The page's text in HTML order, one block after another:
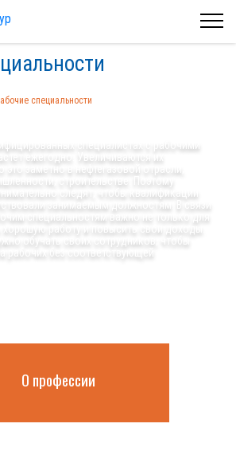
специальности
специалистах с рабочими
ежегодно. Увеличиваются их
это заметно в нефтегазовой отрасли,
строительстве. Поэтому
следят, чтобы квалификации
занимаемым должностям. В связи
специальностям важно не только для
работу и повысить свои доходы.
обучать своих сотрудников, чтобы
рабочих без соответствующей
О профессии